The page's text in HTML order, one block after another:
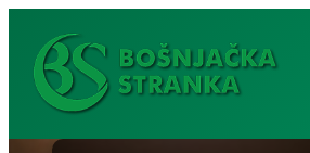
sadržaj